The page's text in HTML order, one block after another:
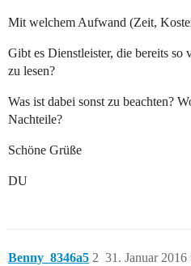
Mit welchem Aufwand (Zeit,
Gibt es Dienstleister, die bereits so
zu lesen?
Was ist dabei sonst zu beachten?
Nachteile?
Schöne Grüße
DU
Benny_8346a5 31. Januar 2016
2